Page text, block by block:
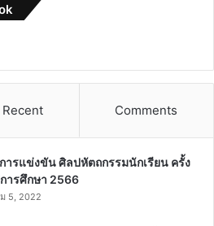
Recent Comments
ารแข่งขัน ศิลปหัตถกรรมนักเรียน ครั้ง
ารศึกษา 2566
5, 2022